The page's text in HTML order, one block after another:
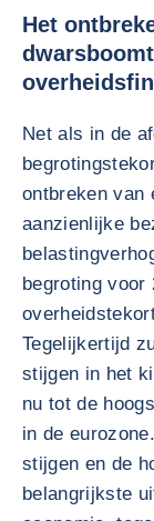
Het
Net als in de
ontbreken van
aanzienlijke
begroting voor
Tegelijkertijd
stijgen in het
nu tot de
in de
stijgen en de
belangrijkste